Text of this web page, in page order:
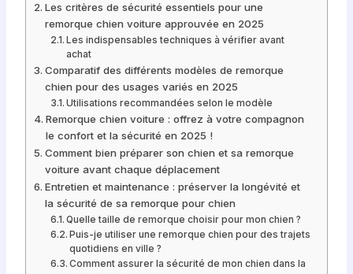
Les critères de sécurité essentiels pour une
remorque chien voiture approuvée en 2025
Les indispensables techniques à vérifier avant
achat
Comparatif des différents modèles de remorque
chien pour des usages variés en 2025
Utilisations recommandées selon le modèle
Remorque chien voiture : offrez à votre compagnon
le confort et la sécurité en 2025 !
Comment bien préparer son chien et sa remorque
voiture avant chaque déplacement
Entretien et maintenance : préserver la longévité et
la sécurité de sa remorque pour chien
Quelle taille de remorque choisir pour mon chien ?
Puis-je utiliser une remorque chien pour des trajets
quotidiens en ville ?
Comment assurer la sécurité de mon chien dans la